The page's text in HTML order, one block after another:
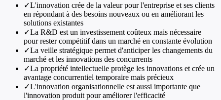
✓L'innovation crée de la valeur pour l'entreprise et ses clients
en répondant à des besoins nouveaux ou en améliorant les
solutions existantes
✓La R&D est un investissement coûteux mais nécessaire
pour rester compétitif dans un marché en constante évolution
✓La veille stratégique permet d'anticiper les changements du
marché et les innovations des concurrents
✓La propriété intellectuelle protège les innovations et crée un
avantage concurrentiel temporaire mais précieux
✓L'innovation organisationnelle est aussi importante que
l'innovation produit pour améliorer l'efficacité